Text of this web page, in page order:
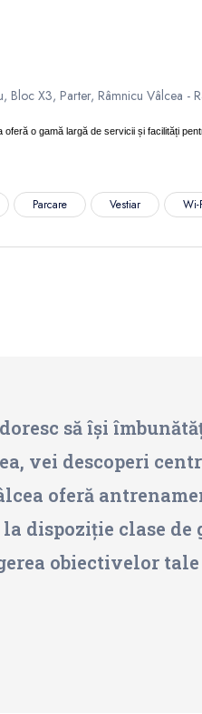
Bloc X3, Parter, Râmnicu Vâlcea -
oferă o gamă largă de servicii și facilități
Parcare Vestiar
să își
vei descoperi
oferă
dispoziție clase de
obiectivelor